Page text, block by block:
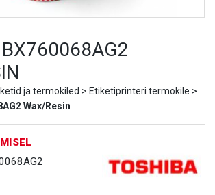
ja termokiled > Etiketiprinteri termokile >
Wax/Resin